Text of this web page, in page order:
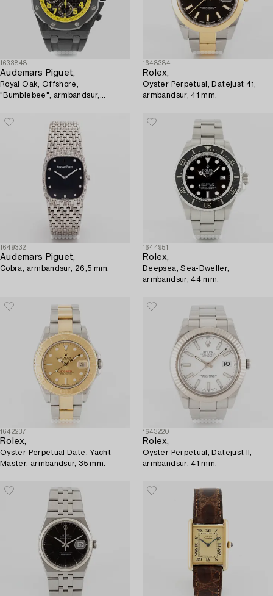
1633848
Audemars Piguet,
Royal Oak, Offshore,
"Bumblebee", armbandsur,
1648384
Rolex,
Oyster Perpetual, Datejust 41,
armbandsur, 41 mm.
1649332
Audemars Piguet,
Cobra, armbandsur, 26,5 mm.
1644951
Rolex,
Deepsea, Sea-Dweller,
armbandsur, 44 mm.
1642237
Rolex,
Oyster Perpetual Date, Yacht-
Master, armbandsur, 35 mm.
1643220
Rolex,
Oyster Perpetual, Datejust II,
armbandsur, 41 mm.